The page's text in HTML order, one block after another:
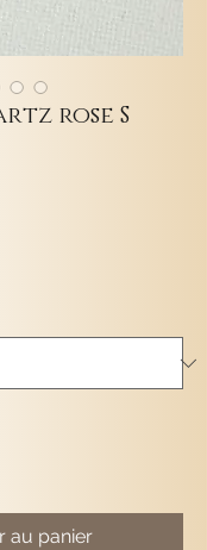
rose S
au panier